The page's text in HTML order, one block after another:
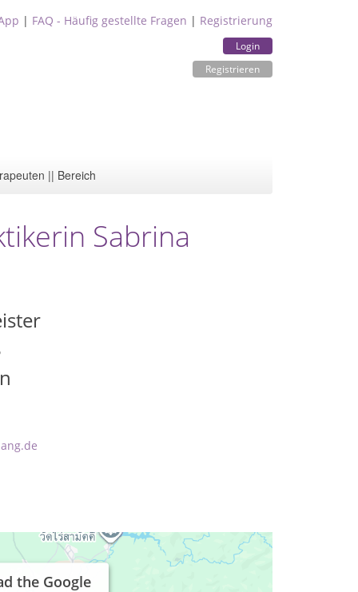
| FAQ - Häufig gestellte Fragen | Registrierung
Login
Registrieren
|| Bereich
Sabrina
the Google